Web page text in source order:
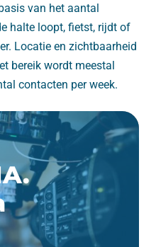
van het aantal
halte loopt, fietst, rijdt of
Locatie en zichtbaarheid
bereik wordt meestal
contacten per week.